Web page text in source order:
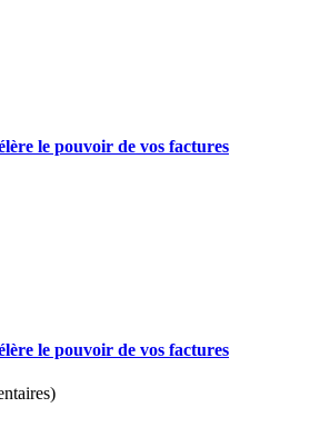
le pouvoir de vos factures
le pouvoir de vos factures